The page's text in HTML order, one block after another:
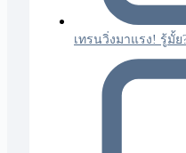
เทรนวิ่งมาแรง! รู้มั้